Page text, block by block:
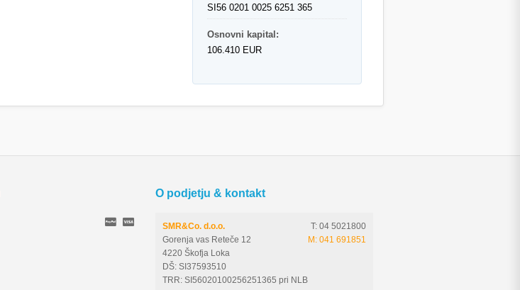
SI56 0201 0025 6251 365
Osnovni kapital:
106.410 EUR
O podjetju & kontakt
SMR&Co. d.o.o.
Gorenja vas Reteče 12
4220 Škofja Loka
DŠ: SI37593510
TRR: SI56020100256251365 pri NLB
T: 04 5021800
M: 041 691851